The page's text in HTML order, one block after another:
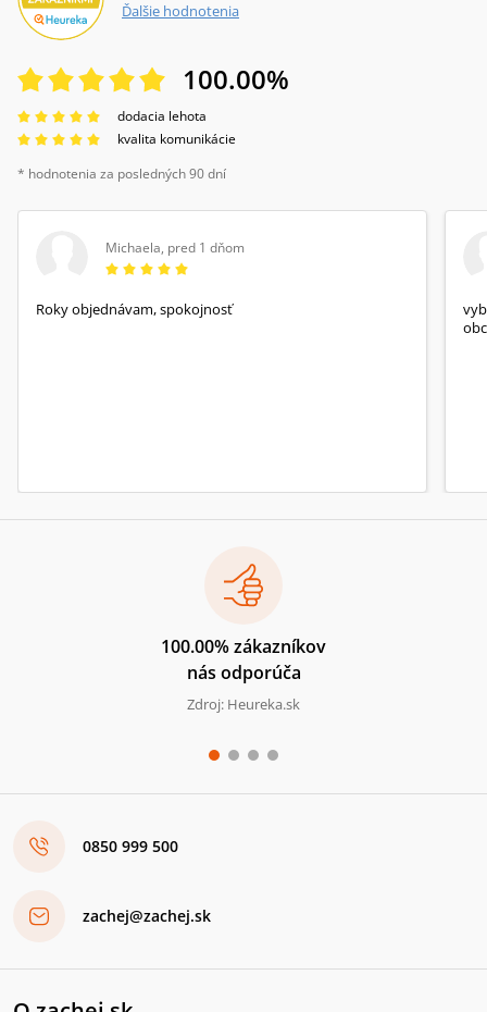
Ďalšie hodnotenia
100.00%
dodacia lehota
kvalita komunikácie
* hodnotenia za posledných 90 dní
Michaela, pred 1 dňom
Roky objednávam, spokojnosť
100.00% zákazníkov
nás odporúča
Zdroj: Heureka.sk
0850 999 500
zachej@zachej.sk